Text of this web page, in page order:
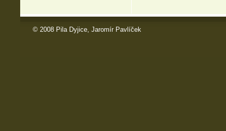
© 2008 Pila Dyjice, Jaromír Pavlíček